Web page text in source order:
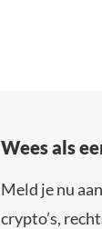
Wees als
Meld je nu
crypto’s,